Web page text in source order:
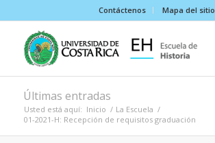
Contáctenos Mapa del sitio
Últimas entradas
Usted está aquí: Inicio / La Escuela /
01-2021-H: Recepción de requisitos graduación